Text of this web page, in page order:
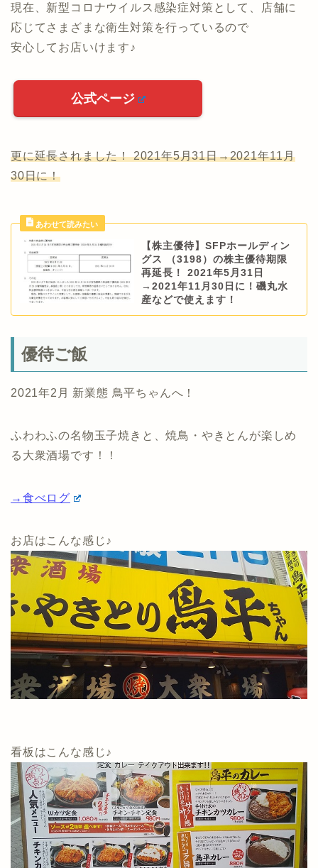
現在、新型コロナウイルス感染症対策として、店舗に
応じてさまざまな衛生対策を行っているので
安心してお店いけます♪
公式ページ
更に延長されました！ 2021年5月31日→2021年11月
30日に！
【株主優待】SFPホールディン
グス （3198）の株主優待期限
再延長！ 2021年5月31日
→2021年11月30日に！磯丸水
産などで使えます！
優待ご飯
2021年2月 新業態 鳥平ちゃんへ！
ふわわふの名物玉子焼きと、焼鳥・やきとんが楽しめ
る大衆酒場です！！
→食べログ
お店はこんな感じ♪
看板はこんな感じ♪